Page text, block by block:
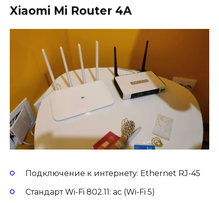
Xiaomi Mi Router 4A
Подключение к интернету: Ethernet RJ-45
Стандарт Wi-Fi 802.11: ac (Wi-Fi 5)